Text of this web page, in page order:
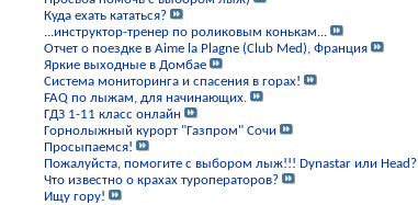
Куда ехать кататься?
...инструктор-тренер по роликовым конькам...
Отчет о поездке в Aime la Plagne (Club Med), Франция
Яркие выходные в Домбае
Система мониторинга и спасения в горах!
FAQ по лыжам, для начинающих.
ГДЗ 1-11 класс онлайн
Горнолыжный курорт "Газпром" Сочи
Просыпаемся!
Пожалуйста, помогите с выбором лыж!!! Dynastar или Head?
Что известно о крахах туроператоров?
Ищу гору!